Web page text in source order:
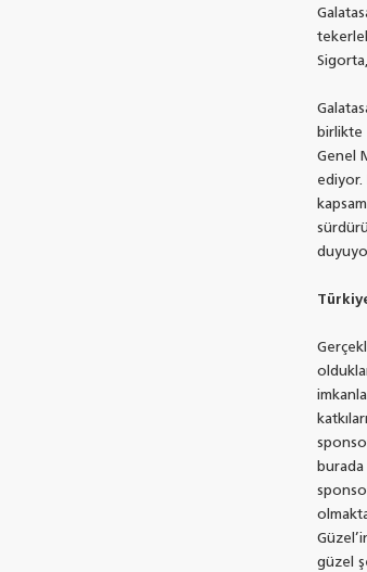
birlikte
Genel
ediyor.
güzel